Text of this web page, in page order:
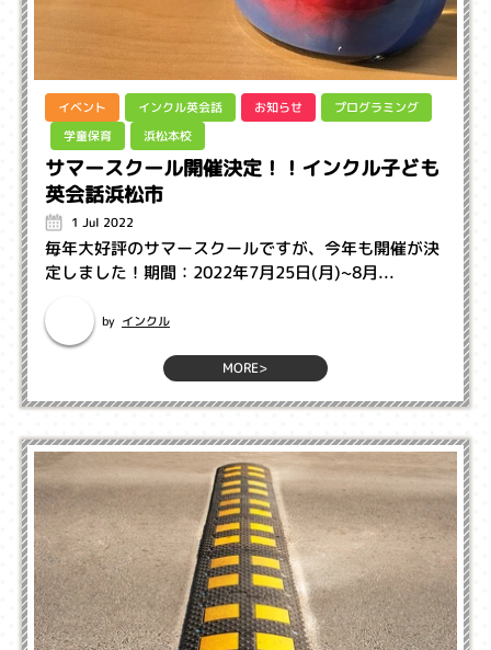
イベント インクル英会話 お知らせ プログラミング
学童保育 浜松本校
サマースクール開催決定！！インクル子ども
英会話浜松市
1 Jul 2022
毎年大好評のサマースクールですが、今年も開催が決
定しました！期間：2022年7月25日(月)~8月...
by インクル
MORE>